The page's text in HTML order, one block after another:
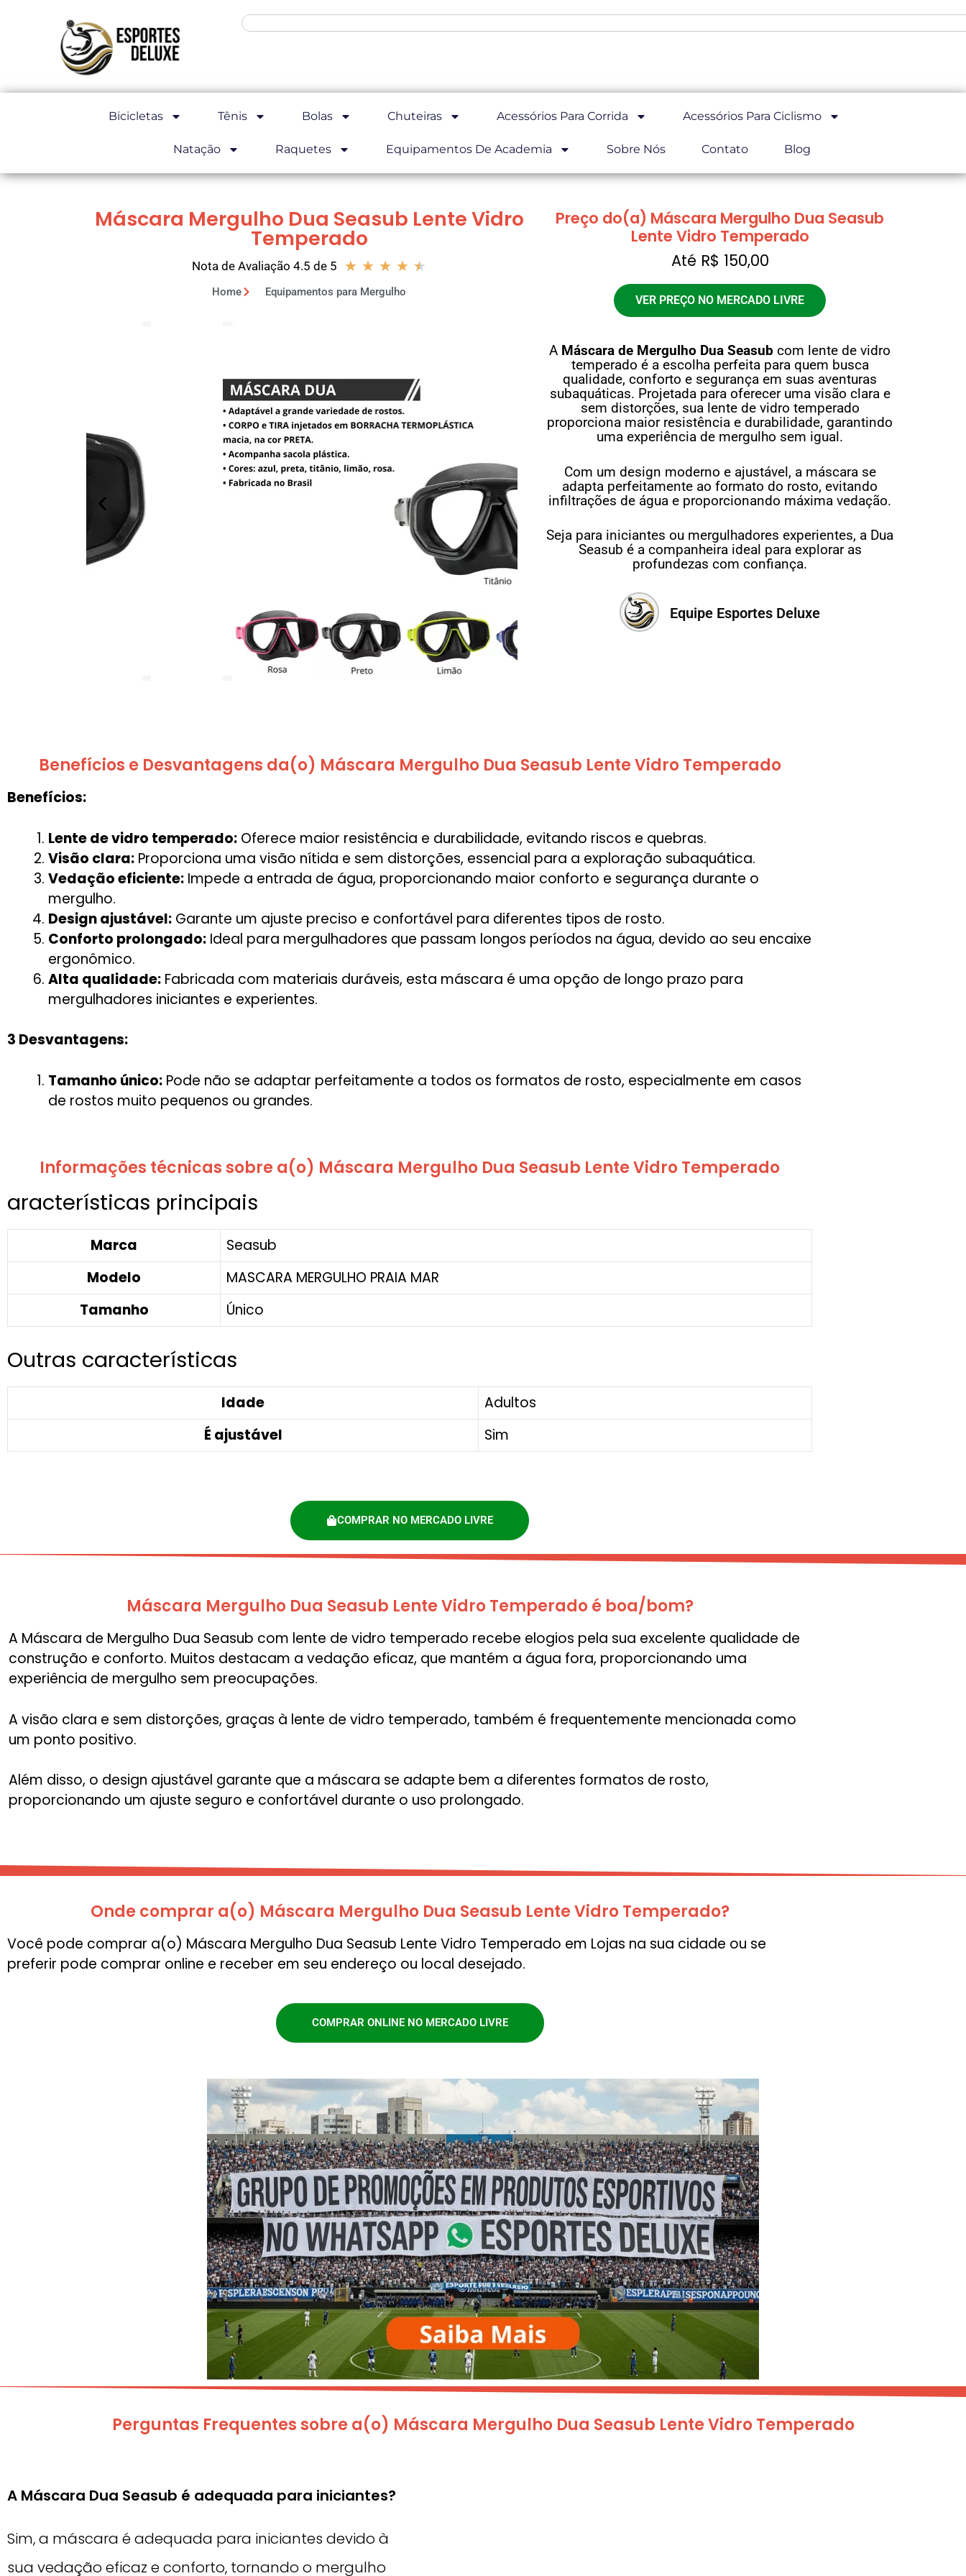
Bicicletas Tênis Bolas Chuteiras Acessórios Para Corrida Acessórios Para Ciclismo
Natação Raquetes Equipamentos De Academia Sobre Nós Contato Blog
Máscara Mergulho Dua Seasub Lente Vidro
Temperado
Nota de Avaliação 4.5 de 5 ★ ★ ★ ★ ★
Home Equipamentos para Mergulho
Preço do(a) Máscara Mergulho Dua Seasub
Lente Vidro Temperado
Até R$ 150,00
VER PREÇO NO MERCADO LIVRE
A Máscara de Mergulho Dua Seasub com lente de vidro
temperado é a escolha perfeita para quem busca
qualidade, conforto e segurança em suas aventuras
subaquáticas. Projetada para oferecer uma visão clara e
sem distorções, sua lente de vidro temperado
proporciona maior resistência e durabilidade, garantindo
uma experiência de mergulho sem igual.
Com um design moderno e ajustável, a máscara se
adapta perfeitamente ao formato do rosto, evitando
infiltrações de água e proporcionando máxima vedação.
Seja para iniciantes ou mergulhadores experientes, a Dua
Seasub é a companheira ideal para explorar as
profundezas com confiança.
Equipe Esportes Deluxe
Benefícios e Desvantagens da(o) Máscara Mergulho Dua Seasub Lente Vidro Temperado
Benefícios:
Lente de vidro temperado: Oferece maior resistência e durabilidade, evitando riscos e quebras.
Visão clara: Proporciona uma visão nítida e sem distorções, essencial para a exploração subaquática.
Vedação eficiente: Impede a entrada de água, proporcionando maior conforto e segurança durante o
mergulho.
Design ajustável: Garante um ajuste preciso e confortável para diferentes tipos de rosto.
Conforto prolongado: Ideal para mergulhadores que passam longos períodos na água, devido ao seu encaixe
ergonômico.
Alta qualidade: Fabricada com materiais duráveis, esta máscara é uma opção de longo prazo para
mergulhadores iniciantes e experientes.
3 Desvantagens:
Tamanho único: Pode não se adaptar perfeitamente a todos os formatos de rosto, especialmente em casos
de rostos muito pequenos ou grandes.
Informações técnicas sobre a(o) Máscara Mergulho Dua Seasub Lente Vidro Temperado
aracterísticas principais
Marca
Seasub
Modelo
MASCARA MERGULHO PRAIA MAR
Tamanho
Único
Outras características
Idade
Adultos
É ajustável
Sim
COMPRAR NO MERCADO LIVRE
Máscara Mergulho Dua Seasub Lente Vidro Temperado é boa/bom?
A Máscara de Mergulho Dua Seasub com lente de vidro temperado recebe elogios pela sua excelente qualidade de
construção e conforto. Muitos destacam a vedação eficaz, que mantém a água fora, proporcionando uma
experiência de mergulho sem preocupações.
A visão clara e sem distorções, graças à lente de vidro temperado, também é frequentemente mencionada como
um ponto positivo.
Além disso, o design ajustável garante que a máscara se adapte bem a diferentes formatos de rosto,
proporcionando um ajuste seguro e confortável durante o uso prolongado.
Onde comprar a(o) Máscara Mergulho Dua Seasub Lente Vidro Temperado?
Você pode comprar a(o) Máscara Mergulho Dua Seasub Lente Vidro Temperado em Lojas na sua cidade ou se
preferir pode comprar online e receber em seu endereço ou local desejado.
COMPRAR ONLINE NO MERCADO LIVRE
Perguntas Frequentes sobre a(o) Máscara Mergulho Dua Seasub Lente Vidro Temperado
A Máscara Dua Seasub é adequada para iniciantes?
Sim, a máscara é adequada para iniciantes devido à
sua vedação eficaz e conforto, tornando o mergulho